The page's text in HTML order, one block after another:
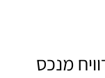
מנכס